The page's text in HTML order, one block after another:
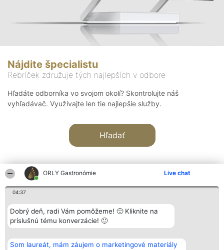
ORLY Gastronómie Live chat
04:37
Dobrý deň, radi Vám pomôžeme! 🙂 Kliknite na
príslušnú tému konverzácie! 🙂
Som laureát, mám záujem o marketingové materiály
Nájdite špecialistu
Rebríček združuje tých najlepších v odbore
Hľadáte odborníka vo svojom okolí? Skontrolujte náš
vyhľadávač. Využívajte len tie najlepšie služby.
Hľadať
Organizátor hodnotenia
Bright Side Solutions sp. z o.
o. sp. k.
Wrocław 50-079
KRS 0000749100 | Regon
Hodnotenie
Laureáti
Lista
Laureatów
Podmienky
Kontakt
Kontakt